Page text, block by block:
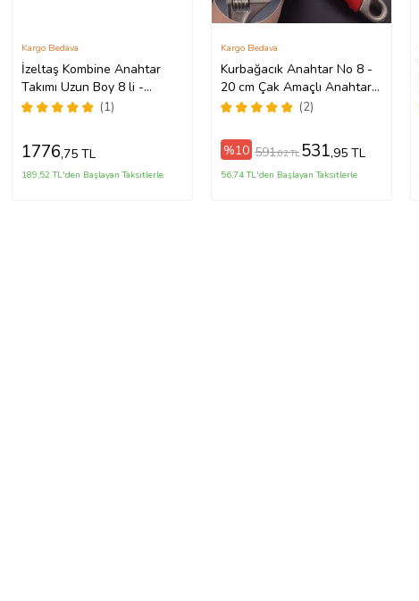
İzeltaş Kombine Anahtar
Takımı Uzun Boy 8 li -
0330002108 (1)
Kargo Bedava
1776,75 TL
189,52 TL'den Başlayan Taksitlerle
Kurbağacık Anahtar No 8 -
20 cm Çak Amaçlı Anahtar
İngiliz ANAHTAR BOYU 20
(2)
Kargo Bedava
%10 591,02 TL 531,95 TL
56,74 TL'den Başlayan Taksitlerle